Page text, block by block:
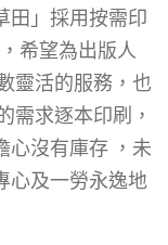
田」採用按需印
希望為出版人
靈活的服務，也
需求逐本印刷，
心沒有庫存 ，未
心及一勞永逸地